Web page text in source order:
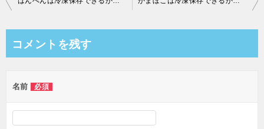
ビ
ー
シ
コメントを残す
名前 必須